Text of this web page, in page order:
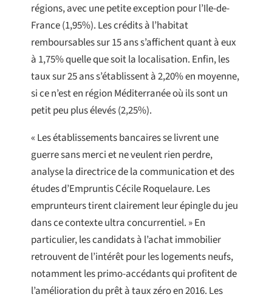
régions, avec une petite exception pour l’Ile-de-
France (1,95%). Les crédits à l’habitat
remboursables sur 15 ans s’affichent quant à eux
à 1,75% quelle que soit la localisation. Enfin, les
taux sur 25 ans s’établissent à 2,20% en moyenne,
si ce n’est en région Méditerranée où ils sont un
petit peu plus élevés (2,25%).
« Les établissements bancaires se livrent une
guerre sans merci et ne veulent rien perdre,
analyse la directrice de la communication et des
études d’Empruntis Cécile Roquelaure. Les
emprunteurs tirent clairement leur épingle du jeu
dans ce contexte ultra concurrentiel. » En
particulier, les candidats à l’achat immobilier
retrouvent de l’intérêt pour les logements neufs,
notamment les primo-accédants qui profitent de
l’amélioration du prêt à taux zéro en 2016. Les